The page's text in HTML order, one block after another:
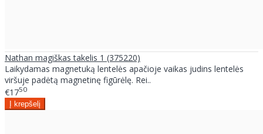
Nathan magiškas takelis 1 (375220)
Laikydamas magnetuką lentelės apačioje vaikas judins lentelės
viršuje padėtą magnetinę figūrėlę. Rei..
€1750